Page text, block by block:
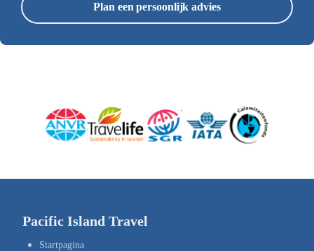
Plan een persoonlijk advies
Pacific Island Travel
Startpagina